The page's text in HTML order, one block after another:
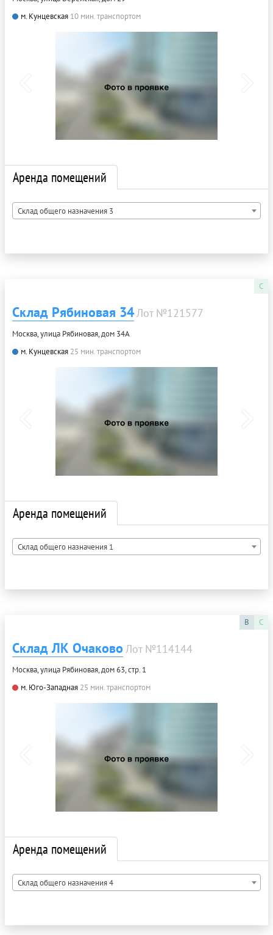
м. Кунцевская 10 мин. транспортом
Аренда помещений
Склад общего назначения 3
C
Склад Рябиновая 34Лот №121577
Москва, улица Рябиновая, дом 34А
м. Кунцевская 25 мин. транспортом
Аренда помещений
Склад общего назначения 1
B C
Склад ЛК Очаково Лот №114144
Москва, улица Рябиновая, дом 63, стр. 1
м. Юго-Западная 25 мин. транспортом
Аренда помещений
Склад общего назначения 4